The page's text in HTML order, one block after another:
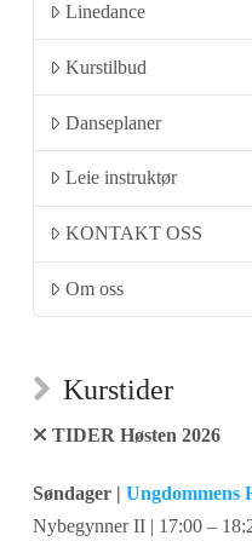
Linedance
Kurstilbud
Danseplaner
Leie instruktør
KONTAKT OSS
Om oss
Kurstider
TIDER Høsten 2026
Søndager | Ungdommens
Nybegynner II | 17:00 –